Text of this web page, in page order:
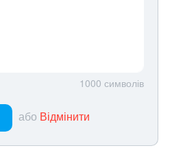
1000 символів
або Відмінити